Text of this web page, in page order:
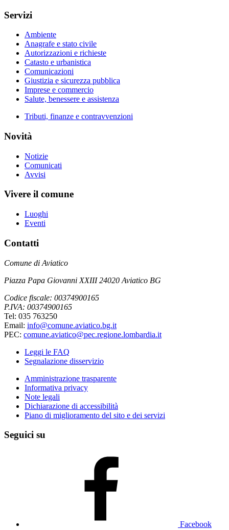
Servizi
Ambiente
Anagrafe e stato civile
Autorizzazioni e richieste
Catasto e urbanistica
Comunicazioni
Giustizia e sicurezza pubblica
Imprese e commercio
Salute, benessere e assistenza
Tributi, finanze e contravvenzioni
Novità
Notizie
Comunicati
Avvisi
Vivere il comune
Luoghi
Eventi
Contatti
Comune di Aviatico
Piazza Papa Giovanni XXIII 24020 Aviatico BG
Codice fiscale: 00374900165
P.IVA: 00374900165
Tel: 035 763250
Email: info@comune.aviatico.bg.it
PEC: comune.aviatico@pec.regione.lombardia.it
Leggi le FAQ
Segnalazione disservizio
Amministrazione trasparente
Informativa privacy
Note legali
Dichiarazione di accessibilità
Piano di miglioramento del sito e dei servizi
Seguici su
Facebook